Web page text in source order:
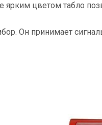
цветом табло
Он принимает